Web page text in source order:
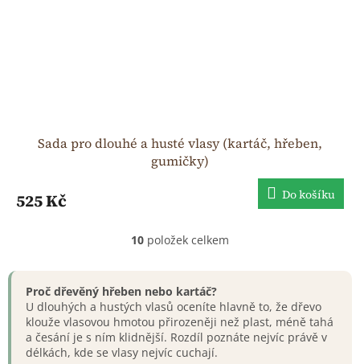
Sada pro dlouhé a husté vlasy (kartáč, hřeben,
gumičky)
525 Kč Do košíku
O
á
d
a
c
í
10 položek celkem
Proč dřevěný hřeben nebo kartáč?
U dlouhých a hustých vlasů oceníte hlavně to, že dřevo
klouže vlasovou hmotou přirozeněji než plast, méně tahá
a česání je s ním klidnější. Rozdíl poznáte nejvíc právě v
délkách, kde se vlasy nejvíc cuchají.